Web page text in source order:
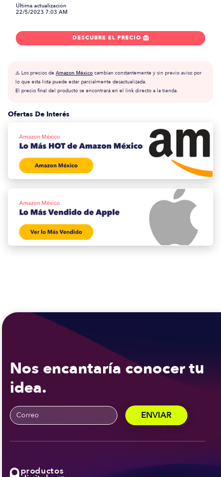
Última actualización
22/5/2023 7:03 AM
DESCUBRE EL PRECIO 
⚠️ Los precios de Amazon México cambian constantemente y sin previo aviso por
lo que esta lista puede estar parcialmente desactualizada.
El precio final del producto se encontrará en el link directo a la tienda.
Ofertas De Interés
Nos encantaría conocer tu
idea.
productos